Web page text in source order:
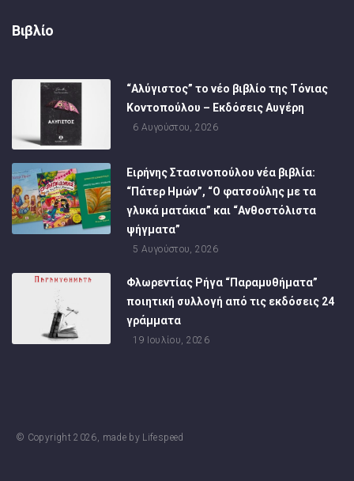
Βιβλίο
“Αλύγιστος” το νέο βιβλίο της Τόνιας
Κοντοπούλου – Εκδόσεις Αυγέρη
6 Αυγούστου, 2026
Ειρήνης Στασινοπούλου νέα βιβλία:
“Πάτερ Ημών”, “Ο φατσούλης με τα
γλυκά ματάκια” και “Ανθοστόλιστα
ψήγματα”
5 Αυγούστου, 2026
Φλωρεντίας Ρήγα “Παραμυθήματα”
ποιητική συλλογή από τις εκδόσεις 24
γράμματα
19 Ιουλίου, 2026
© Copyright2026, made by Lifespeed